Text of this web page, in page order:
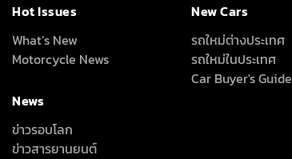
Hot Issues
What’s New
Motorcycle News
News
ข่าวรอบโลก
ข่าวสารยานยนต์
New Cars
รถใหม่ต่างประเทศ
รถใหม่ในประเทศ
Car Buyer's Guide